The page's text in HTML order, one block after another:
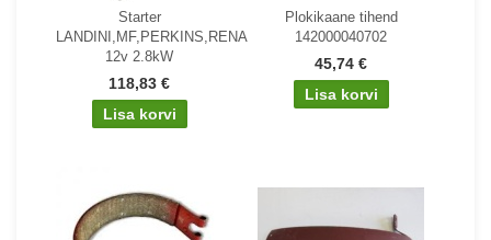
Starter
LANDINI,MF,PERKINS,RENAULT
12v 2.8kW
118,83 €
Plokikaane tihend
142000040702
45,74 €